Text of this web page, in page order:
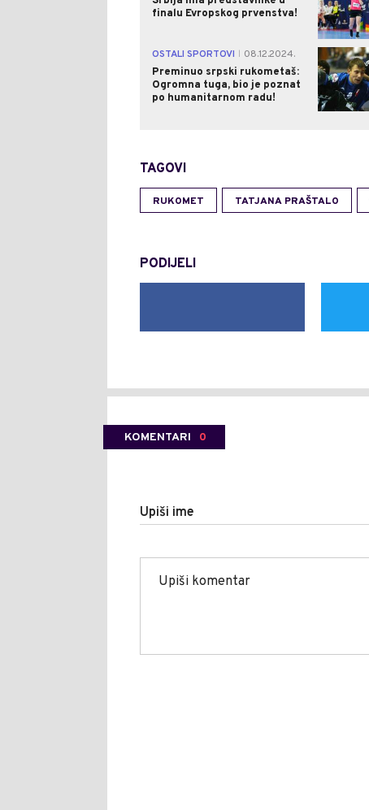
finalu Evropskog prvenstva!
OSTALI SPORTOVI
08.12.2024.
Preminuo srpski rukometaš:
Ogromna tuga, bio je poznat
po humanitarnom radu!
TAGOVI
RUKOMET TATJANA PRAŠTALO
PODIJELI
KOMENTARI 0
Upiši ime